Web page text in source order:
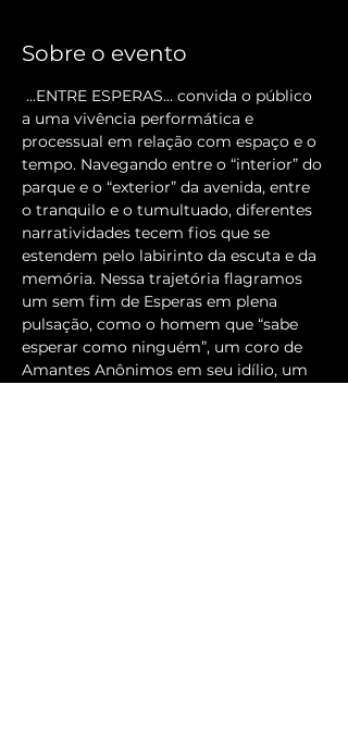
Sobre o evento
...ENTRE ESPERAS... convida o público
a uma vivência performática e
processual em relação com espaço e o
tempo. Navegando entre o “interior” do
parque e o “exterior” da avenida, entre
o tranquilo e o tumultuado, diferentes
narratividades tecem fios que se
estendem pelo labirinto da escuta e da
memória. Nessa trajetória flagramos
um sem fim de Esperas em plena
pulsação, como o homem que “sabe
esperar como ninguém”, um coro de
Amantes Anônimos em seu idílio, um